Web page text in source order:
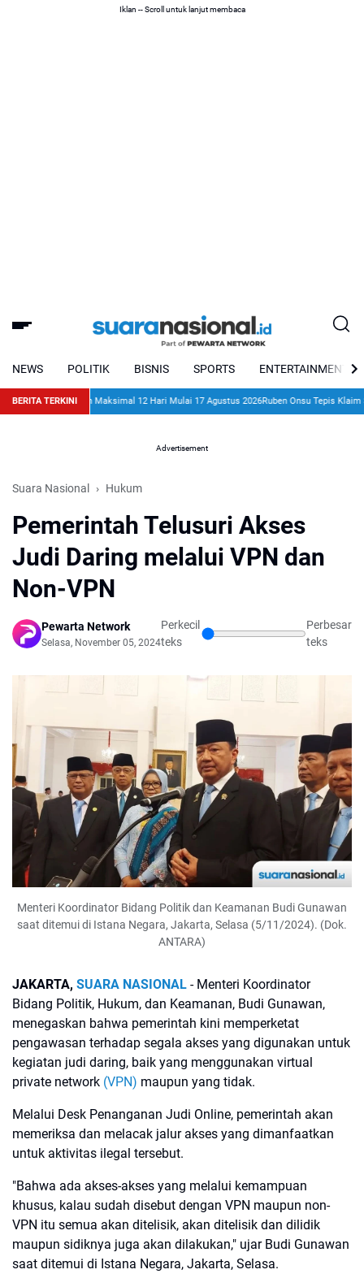
Iklan -- Scroll untuk lanjut membaca
NEWS POLITIK BISNIS SPORTS ENTERTAINMENT
BERITA TERKINITanah Maksimal 12 Hari Mulai 17 Agustus 2026Ruben Onsu Tepis Klaim
Advertisement
Suara Nasional Hukum
Pemerintah Telusuri Akses
Judi Daring melalui VPN dan
Non-VPN
Pewarta Network
Selasa, November 05, 2024
Perkecil
teks
Perbesar
teks
Menteri Koordinator Bidang Politik dan Keamanan Budi Gunawan
saat ditemui di Istana Negara, Jakarta, Selasa (5/11/2024). (Dok.
ANTARA)
JAKARTA, SUARA NASIONAL - Menteri Koordinator
Bidang Politik, Hukum, dan Keamanan, Budi Gunawan,
menegaskan bahwa pemerintah kini memperketat
pengawasan terhadap segala akses yang digunakan untuk
kegiatan judi daring, baik yang menggunakan virtual
private network (VPN) maupun yang tidak.
Melalui Desk Penanganan Judi Online, pemerintah akan
memeriksa dan melacak jalur akses yang dimanfaatkan
untuk aktivitas ilegal tersebut.
"Bahwa ada akses-akses yang melalui kemampuan
khusus, kalau sudah disebut dengan VPN maupun non-
VPN itu semua akan ditelisik, akan ditelisik dan dilidik
maupun sidiknya juga akan dilakukan," ujar Budi Gunawan
saat ditemui di Istana Negara, Jakarta, Selasa.